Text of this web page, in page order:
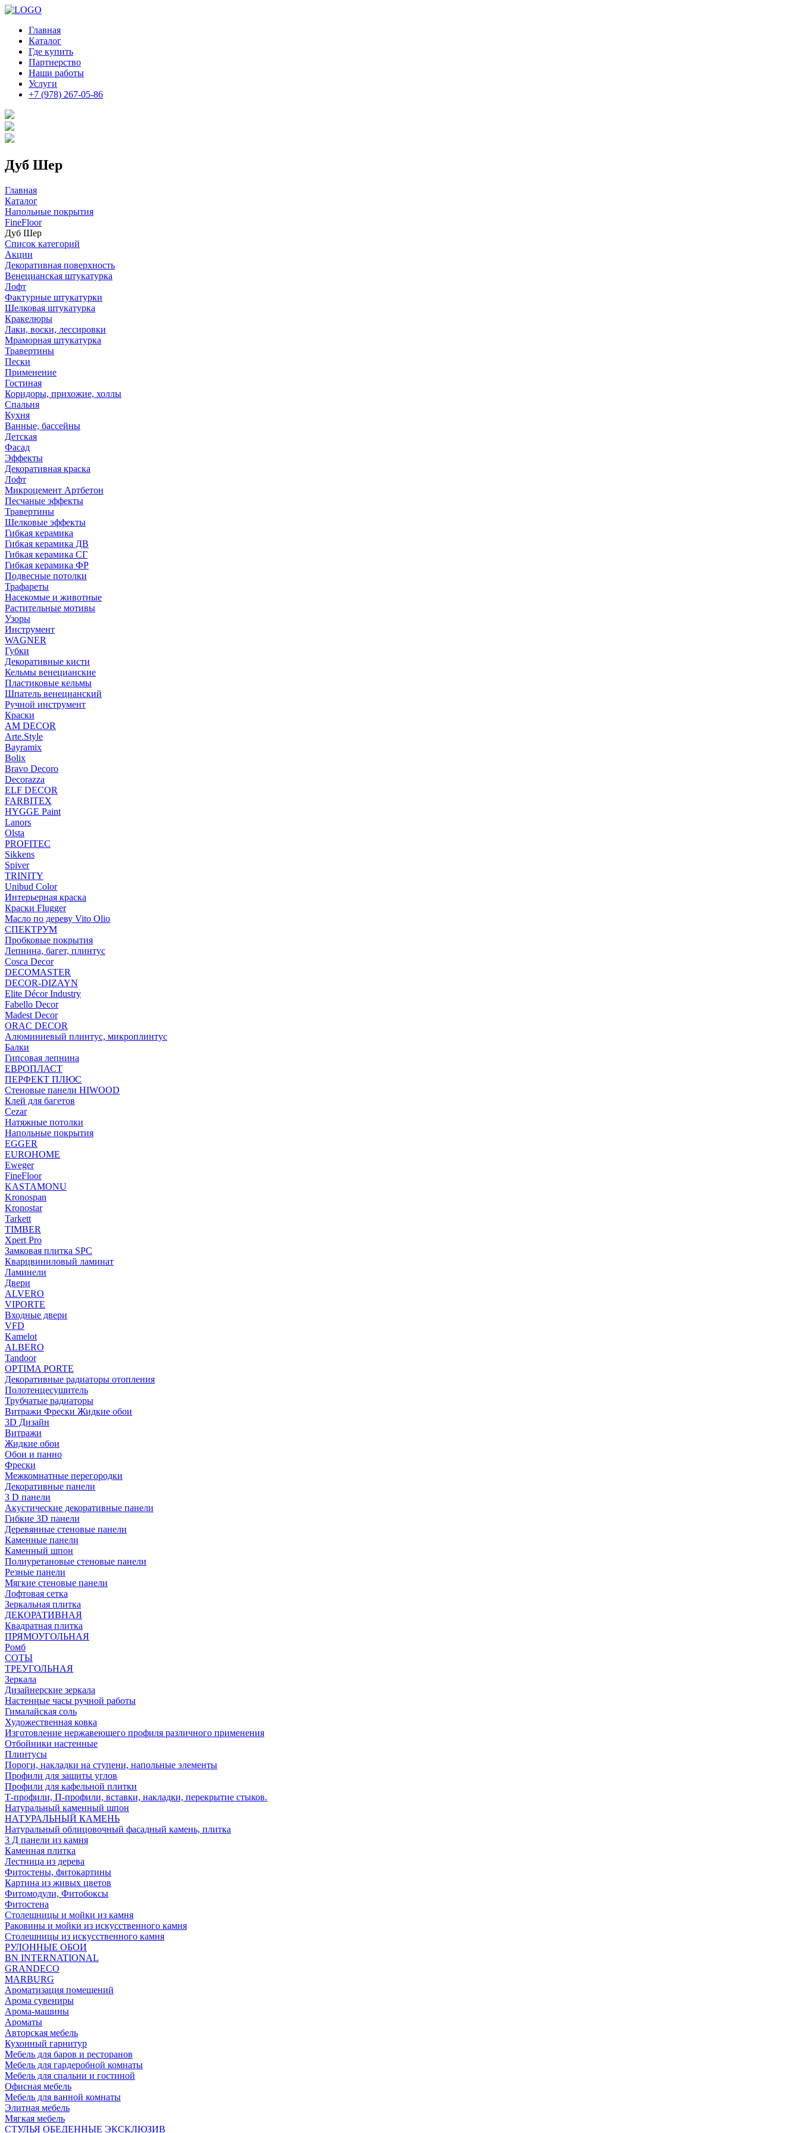
Главная
Каталог
Где купить
Партнерство
Наши работы
Услуги
+7 (978) 267-05-86
Дуб Шер
Главная
Каталог
Напольные покрытия
FineFloor
Дуб Шер
Список категорий
Акции
Декоративная поверхность
Венецианская штукатурка
Лофт
Фактурные штукатурки
Шелковая штукатурка
Кракелюры
Лаки, воски, лессировки
Мраморная штукатурка
Травертины
Пески
Применение
Гостиная
Коридоры, прихожие, холлы
Спальня
Кухня
Ванные, бассейны
Детская
Фасад
Эффекты
Декоративная краска
Лофт
Микроцемент Артбетон
Песчаные эффекты
Травертины
Шелковые эффекты
Гибкая керамика
Гибкая керамика ДВ
Гибкая керамика СГ
Гибкая керамика ФР
Подвесные потолки
Трафареты
Насекомые и животные
Растительные мотивы
Узоры
Инструмент
WAGNER
Губки
Декоративные кисти
Кельмы венецианские
Пластиковые кельмы
Шпатель венецианский
Ручной инструмент
Краски
AM DECOR
Arte.Style
Bayramix
Bolix
Bravo Decoro
Decorazza
ELF DECOR
FARBITEX
HYGGE Paint
Lanors
Olsta
PROFITEC
Sikkens
Spiver
TRINITY
Unibud Color
Интерьерная краска
Краски Flugger
Масло по дереву Vito Olio
СПЕКТРУМ
Пробковые покрытия
Лепнина, багет, плинтус
Cosca Decor
DECOMASTER
DECOR-DIZAYN
Elite Décor Industry
Fabello Decor
Madest Decor
ORAC DECOR
Алюминиевый плинтус, микроплинтус
Балки
Гипсовая лепнина
ЕВРОПЛАСТ
ПЕРФЕКТ ПЛЮС
Стеновые панели HIWOOD
Клей для багетов
Cezar
Натяжные потолки
Напольные покрытия
EGGER
EUROHOME
Eweger
FineFloor
KASTAMONU
Kronospan
Kronostar
Tarkett
TIMBER
Xpert Pro
Замковая плитка SPC
Кварцвиниловый ламинат
Ламинели
Двери
ALVERO
VIPORTE
Входные двери
VFD
Kamelot
ALBERO
Tandoor
OPTIMA PORTE
Декоративные радиаторы отопления
Полотенцесушитель
Трубчатые радиаторы
Витражи Фрески Жидкие обои
3D Дизайн
Витражи
Жидкие обои
Обои и панно
Фрески
Межкомнатные перегородки
Декоративные панели
3 D панели
Акустические декоративные панели
Гибкие 3D панели
Деревянные стеновые панели
Каменные панели
Каменный шпон
Полиуретановые стеновые панели
Резные панели
Мягкие стеновые панели
Лофтовая сетка
Зеркальная плитка
ДЕКОРАТИВНАЯ
Квадратная плитка
ПРЯМОУГОЛЬНАЯ
Ромб
СОТЫ
ТРЕУГОЛЬНАЯ
Зеркала
Дизайнерские зеркала
Настенные часы ручной работы
Гималайская соль
Художественная ковка
Изготовление нержавеющего профиля различного применения
Отбойники настенные
Плинтусы
Пороги, накладки на ступени, напольные элементы
Профили для защиты углов
Профили для кафельной плитки
Т-профили, П-профили, вставки, накладки, перекрытие стыков.
Натуральный каменный шпон
НАТУРАЛЬНЫЙ КАМЕНЬ
Натуральный облицовочный фасадный камень, плитка
3 Д панели из камня
Каменная плитка
Лестница из дерева
Фитостены, фитокартины
Картина из живых цветов
Фитомодули, Фитобоксы
Фитостена
Столешницы и мойки из камня
Раковины и мойки из искусственного камня
Столешницы из искусственного камня
РУЛОННЫЕ ОБОИ
BN INTERNATIONAL
GRANDECO
MARBURG
Ароматизация помещений
Арома сувениры
Арома-машины
Ароматы
Авторская мебель
Кухонный гарнитур
Мебель для баров и ресторанов
Мебель для гардеробной комнаты
Мебель для спальни и гостиной
Офисная мебель
Мебель для ванной комнаты
Элитная мебель
Мягкая мебель
СТУЛЬЯ ОБЕДЕННЫЕ ЭКСКЛЮЗИВ